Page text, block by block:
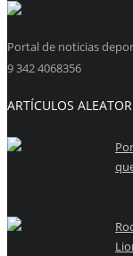
Portal de noticias
9 342 4068356
ARTÍCULOS